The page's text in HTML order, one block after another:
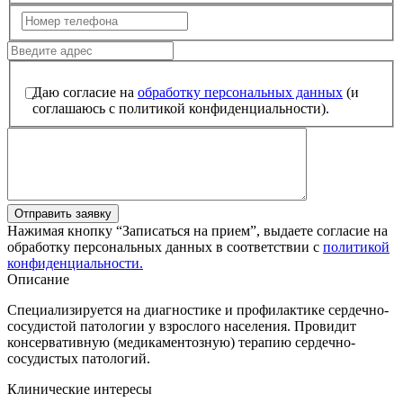
Даю согласие на обработку персональных данных (и
соглашаюсь с политикой конфиденциальности).
Отправить заявку
Нажимая кнопку “Записаться на прием”, выдаете согласие на
обработку персональных данных в соответствии с политикой
конфиденциальности.
Описание
Специализируется на диагностике и профилактике сердечно-
сосудистой патологии у взрослого населения. Провидит
консервативную (медикаментозную) терапию сердечно-
сосудистых патологий.
Клинические интересы